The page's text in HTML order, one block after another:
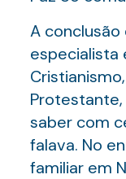
A conclusão
especialista
Protestante,
saber com
falava. No
familiar em